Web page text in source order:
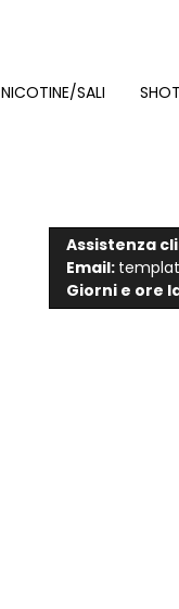
NICOTINE/SALI
Assistenza
Email:
Giorni e ore